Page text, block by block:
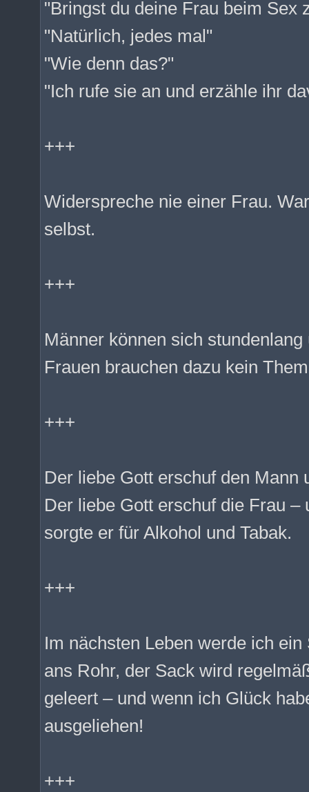
"Bringst du deine Frau beim Sex
"Natürlich, jedes mal"
"Wie denn das?"
"Ich rufe sie an und erzähle ihr
+++
Widerspreche nie einer Frau.
selbst.
+++
Männer können sich
Frauen brauchen dazu kein
+++
Der liebe Gott erschuf den Mann
Der liebe Gott erschuf die Frau
sorgte er für Alkohol und Tabak.
+++
Im nächsten Leben werde ich
ans Rohr, der Sack wird
geleert – und wenn ich Glück
ausgeliehen!
+++